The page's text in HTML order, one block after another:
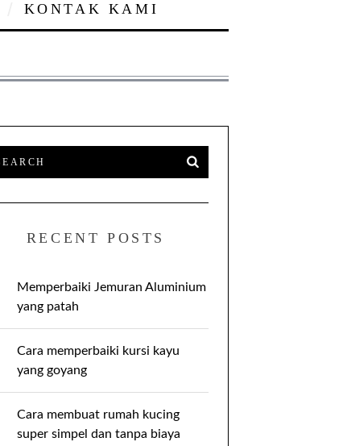
KONTAK KAMI
RECENT POSTS
Memperbaiki Jemuran Aluminium
yang patah
Cara memperbaiki kursi kayu
yang goyang
Cara membuat rumah kucing
super simpel dan tanpa biaya